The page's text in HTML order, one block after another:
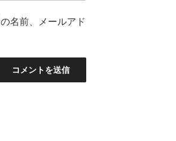
名前、メールアド